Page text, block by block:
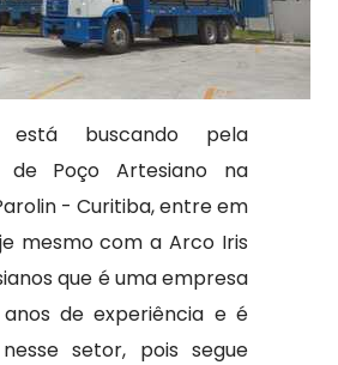
buscando pela
de Poço Artesiano na
- Curitiba, entre em
mesmo com a Arco Iris
que é uma empresa
de experiência e é
setor, pois segue